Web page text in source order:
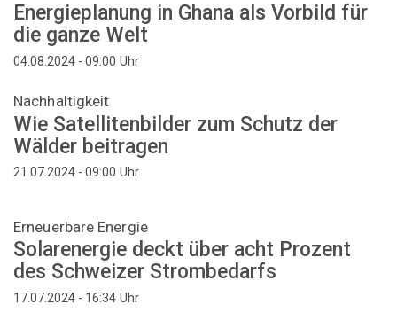
Energieplanung in Ghana als Vorbild für
die ganze Welt
04.08.2024 - 09:00 Uhr
Nachhaltigkeit
Wie Satellitenbilder zum Schutz der
Wälder beitragen
21.07.2024 - 09:00 Uhr
Erneuerbare Energie
Solarenergie deckt über acht Prozent
des Schweizer Strombedarfs
17.07.2024 - 16:34 Uhr